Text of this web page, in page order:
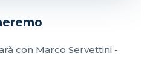
con Marco Servettini -